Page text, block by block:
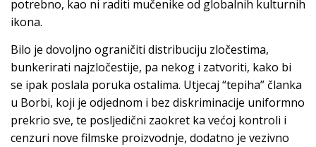
potrebno, kao ni raditi mučenike od globalnih kulturnih
ikona.
Bilo je dovoljno ograničiti distribuciju zločestima,
bunkerirati najzločestije, pa nekog i zatvoriti, kako bi
se ipak poslala poruka ostalima. Utjecaj “tepiha” članka
u Borbi, koji je odjednom i bez diskriminacije uniformno
prekrio sve, te posljedični zaokret ka većoj kontroli i
cenzuri nove filmske proizvodnje, dodatno je vezivno